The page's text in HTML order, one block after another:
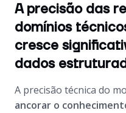
A precisão das
domínios
cresce
dados
A precisão técnica do
ancorar o